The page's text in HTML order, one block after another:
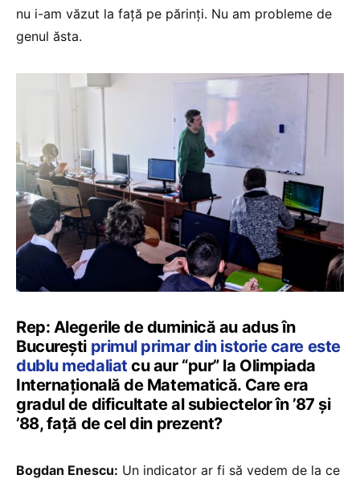
nu i-am văzut la față pe părinți. Nu am probleme de
genul ăsta.
Rep: Alegerile de duminică au adus în
București primul primar din istorie care este
dublu medaliat cu aur “pur” la Olimpiada
Internațională de Matematică. Care era
gradul de dificultate al subiectelor în ’87 și
’88, față de cel din prezent?
Bogdan Enescu: Un indicator ar fi să vedem de la ce